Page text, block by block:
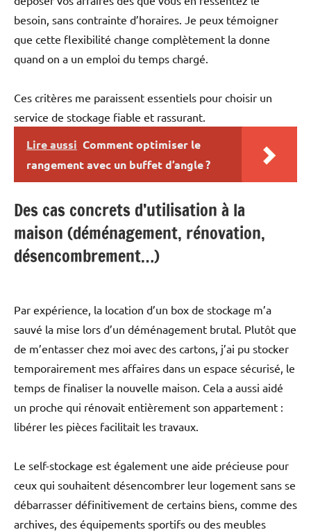
besoin, sans contrainte d’horaires. Je peux témoigner
que cette flexibilité change complètement la donne
quand on a un emploi du temps chargé.
Ces critères me paraissent essentiels pour choisir un
service de stockage fiable et rassurant.
Lire aussi Comment optimiser le
rangement avec un buffet d’angle ?
Des cas concrets d’utilisation à la
maison (déménagement, rénovation,
désencombrement…)
Par expérience, la location d’un box de stockage m’a
sauvé la mise lors d’un déménagement brutal. Plutôt que
de m’entasser chez moi avec des cartons, j’ai pu stocker
temporairement mes affaires dans un espace sécurisé, le
temps de finaliser la nouvelle maison. Cela a aussi aidé
un proche qui rénovait entièrement son appartement :
libérer les pièces facilitait les travaux.
Le self-stockage est également une aide précieuse pour
ceux qui souhaitent désencombrer leur logement sans se
débarrasser définitivement de certains biens, comme des
archives, des équipements sportifs ou des meubles